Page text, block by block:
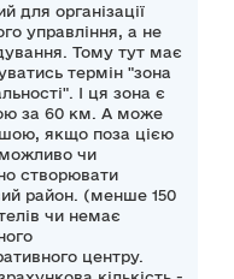
для організації
управління, а не
Тому тут має
термін "зона
І ця зона є
за 60 км. А може
якщо поза цією
чи
створювати
район. (менше 150
чи немає
центру.